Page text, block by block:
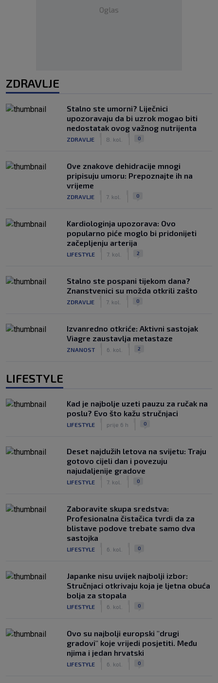
Oglas
ZDRAVLJE
Stalno ste umorni? Liječnici
upozoravaju da bi uzrok mogao biti
nedostatak ovog važnog nutrijenta
ZDRAVLJE 8. kol. 0
Ove znakove dehidracije mnogi
pripisuju umoru: Prepoznajte ih na
vrijeme
ZDRAVLJE 7. kol. 0
Kardiologinja upozorava: Ovo
popularno piće moglo bi pridonijeti
začepljenju arterija
LIFESTYLE 7. kol. 2
Stalno ste pospani tijekom dana?
Znanstvenici su možda otkrili zašto
ZDRAVLJE 7. kol. 0
Izvanredno otkriće: Aktivni sastojak
Viagre zaustavlja metastaze
ZNANOST 6. kol. 2
LIFESTYLE
Kad je najbolje uzeti pauzu za ručak na
poslu? Evo što kažu stručnjaci
LIFESTYLE prije 6 h 0
Deset najdužih letova na svijetu: Traju
gotovo cijeli dan i povezuju
najudaljenije gradove
LIFESTYLE 7. kol. 0
Zaboravite skupa sredstva:
Profesionalna čistačica tvrdi da za
blistave podove trebate samo dva
sastojka
LIFESTYLE 6. kol. 0
Japanke nisu uvijek najbolji izbor:
Stručnjaci otkrivaju koja je ljetna obuća
bolja za stopala
LIFESTYLE 6. kol. 0
Ovo su najbolji europski "drugi
gradovi" koje vrijedi posjetiti. Među
njima i jedan hrvatski
LIFESTYLE 6. kol. 0